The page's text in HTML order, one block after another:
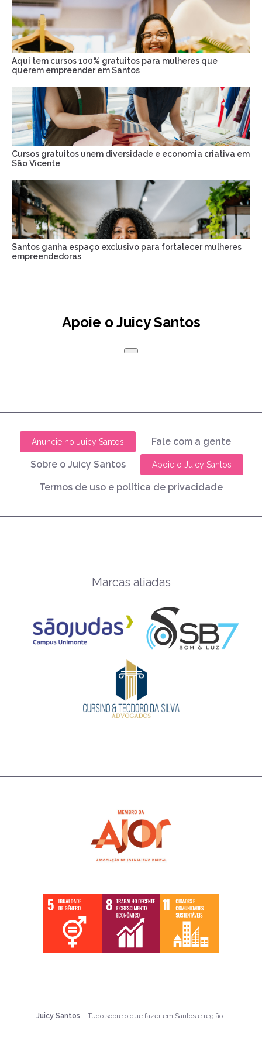
Aqui tem cursos 100% gratuitos para mulheres que
querem empreender em Santos
Cursos gratuitos unem diversidade e economia criativa em
São Vicente
Santos ganha espaço exclusivo para fortalecer mulheres
empreendedoras
Apoie o Juicy Santos
Anuncie no Juicy Santos Fale com a gente
Sobre o Juicy Santos Apoie o Juicy Santos
Termos de uso e política de privacidade
Marcas aliadas
Juicy Santos - Tudo sobre o que fazer em Santos e região